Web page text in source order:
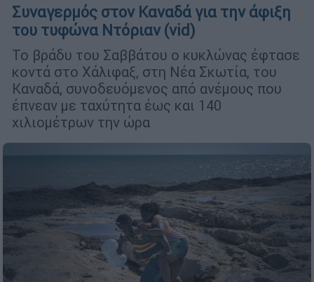
Συναγερμός στον Καναδά για την άφιξη
του τυφώνα Ντόριαν (vid)
Το βράδυ του Σαββάτου ο κυκλώνας έφτασε
κοντά στο Χάλιφαξ, στη Νέα Σκωτία, του
Καναδά, συνοδευόμενος από ανέμους που
έπνεαν με ταχύτητα έως και 140
χιλιομέτρων την ώρα